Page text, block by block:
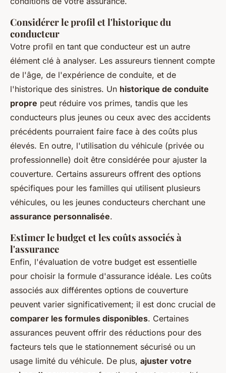
Considérer le profil et l'historique du
conducteur
Votre profil en tant que conducteur est un autre
élément clé à analyser. Les assureurs tiennent compte
de l'âge, de l'expérience de conduite, et de
l'historique des sinistres. Un historique de conduite
propre peut réduire vos primes, tandis que les
conducteurs plus jeunes ou ceux avec des accidents
précédents pourraient faire face à des coûts plus
élevés. En outre, l'utilisation du véhicule (privée ou
professionnelle) doit être considérée pour ajuster la
couverture. Certains assureurs offrent des options
spécifiques pour les familles qui utilisent plusieurs
véhicules, ou les jeunes conducteurs cherchant une
assurance personnalisée.
Estimer le budget et les coûts associés à
l'assurance
Enfin, l'évaluation de votre budget est essentielle
pour choisir la formule d'assurance idéale. Les coûts
associés aux différentes options de couverture
peuvent varier significativement; il est donc crucial de
comparer les formules disponibles. Certaines
assurances peuvent offrir des réductions pour des
facteurs tels que le stationnement sécurisé ou un
usage limité du véhicule. De plus, ajuster votre